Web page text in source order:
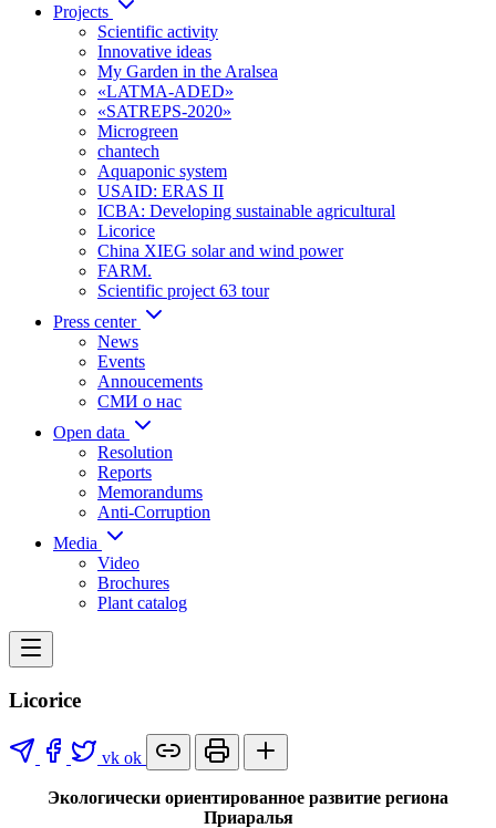
Projects
Scientific activity
Innovative ideas
My Garden in the Aralsea
«LATMA-ADED»
«SATREPS-2020»
Microgreen
chantech
Aquaponic system
USAID: ERAS II
ICBA: Developing sustainable agricultural
Licorice
China XIEG solar and wind power
FARM.
Scientific project 63 tour
Press center
News
Events
Annoucements
СМИ о нас
Open data
Resolution
Reports
Memorandums
Anti-Corruption
Media
Video
Brochures
Plant catalog
Licorice
vk ok
Экологически ориентированное развитие региона
Приаралья